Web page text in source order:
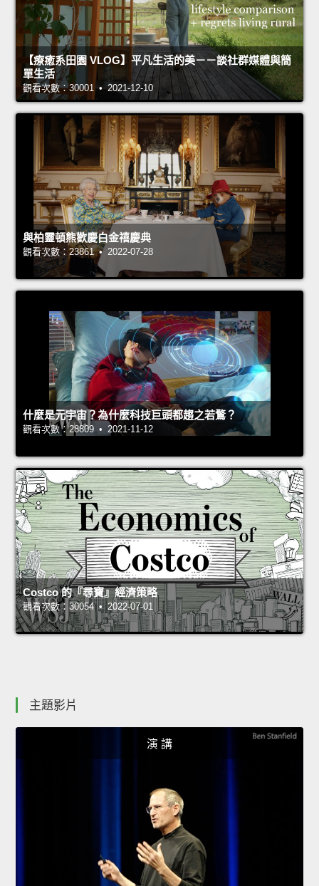
【療癒系田園 VLOG】平凡生活的美－－談社群媒體與簡
單生活
觀看次數：30001 • 2021-12-10
與柏靈頓熊歡慶白金禧慶典
觀看次數：23861 • 2022-07-28
什麼是元宇宙？為什麼科技巨頭都趨之若鶩？
觀看次數：28809 • 2021-11-12
Costco 的『尋寶』經濟策略
觀看次數：30054 • 2022-07-01
主題影片
演 講